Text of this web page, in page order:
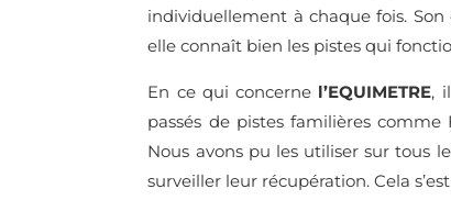
individuellement à chaque fois. Son
elle connaît bien les pistes qui
En ce qui concerne l’EQUIMETRE,
passés de pistes familières
Nous avons pu les utiliser sur tous
surveiller leur récupération. Cela